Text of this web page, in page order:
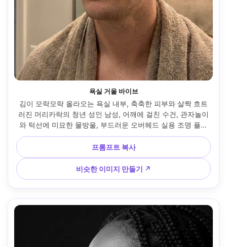
욕실 거울 바이브
김이 모락모락 올라오는 욕실 내부, 축축한 피부와 살짝 흐트
러진 머리카락의 청년 성인 남성, 어깨에 걸친 수건, 관자놀이
와 턱선에 미묘한 물방울, 부드러운 오버헤드 실용 조명 플러
스 확산 필링, 자연스러운 HDR이 적용된 아이폰15 프로 룩,
35mm 상당, 클로즈업 인물 사진, 솔직한 표정, 현실적인 피부
결과 및 응축 디테일, 따뜻한 톤, 날카로운 초점 --ar 4:5
프롬프트 복사
비슷한 이미지 만들기 ↗